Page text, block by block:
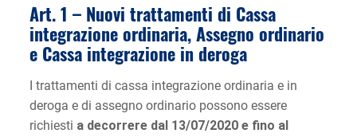
Art. 1 – Nuovi trattamenti di Cassa
integrazione ordinaria, Assegno ordinario
e Cassa integrazione in deroga
I trattamenti di cassa integrazione ordinaria e in
deroga e di assegno ordinario possono essere
richiesti a decorrere dal 13/07/2020 e fino al